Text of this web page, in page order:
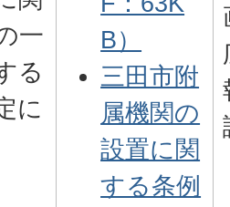
一
る
に
B）
三田市附
属機関の
設置に関
する条例